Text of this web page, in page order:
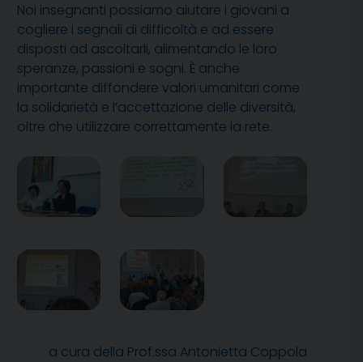
Noi insegnanti possiamo aiutare i giovani a
cogliere i segnali di difficoltà e ad essere
disposti ad ascoltarli, alimentando le loro
speranze, passioni e sogni. È anche
importante diffondere valori umanitari come
la solidarietà e l’accettazione delle diversità,
oltre che utilizzare correttamente la rete.
a cura della Prof.ssa Antonietta Coppola